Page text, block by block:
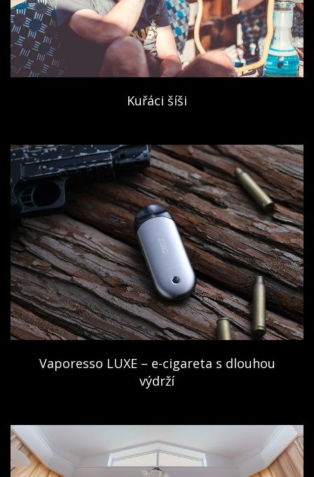
Kuřáci šíši
Vaporesso LUXE – e-cigareta s dlouhou
výdrží